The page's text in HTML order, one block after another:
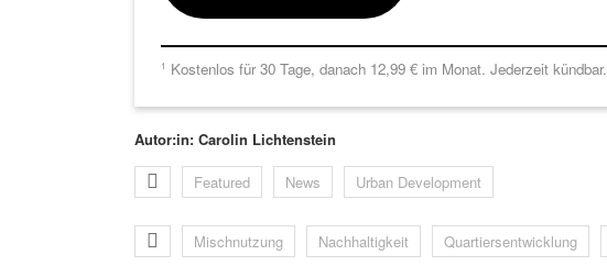
1 Kostenlos für 30 Tage, danach 12,99 € im Monat. Jederzeit kündbar.
Autor:in: Carolin Lichtenstein
Featured News Urban Development
Mischnutzung Nachhaltigkeit Quartiersentwicklung